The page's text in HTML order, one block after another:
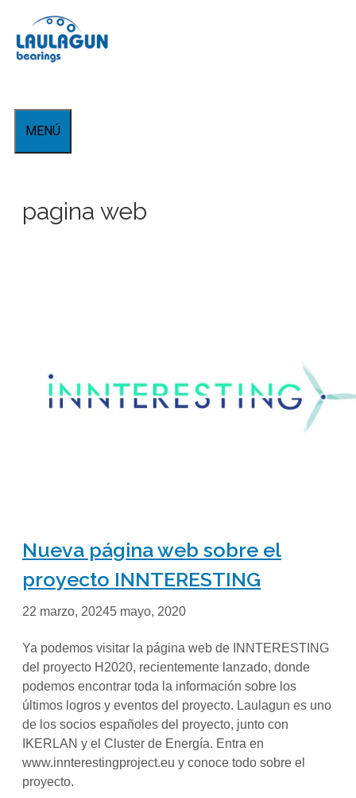
contenido
MENÚ
pagina web
Nueva página web sobre el
proyecto INNTERESTING
22 marzo, 20245 mayo, 2020
Ya podemos visitar la página web de INNTERESTING
del proyecto H2020, recientemente lanzado, donde
podemos encontrar toda la información sobre los
últimos logros y eventos del proyecto. Laulagun es uno
de los socios españoles del proyecto, junto con
IKERLAN y el Cluster de Energía. Entra en
www.innterestingproject.eu y conoce todo sobre el
proyecto.